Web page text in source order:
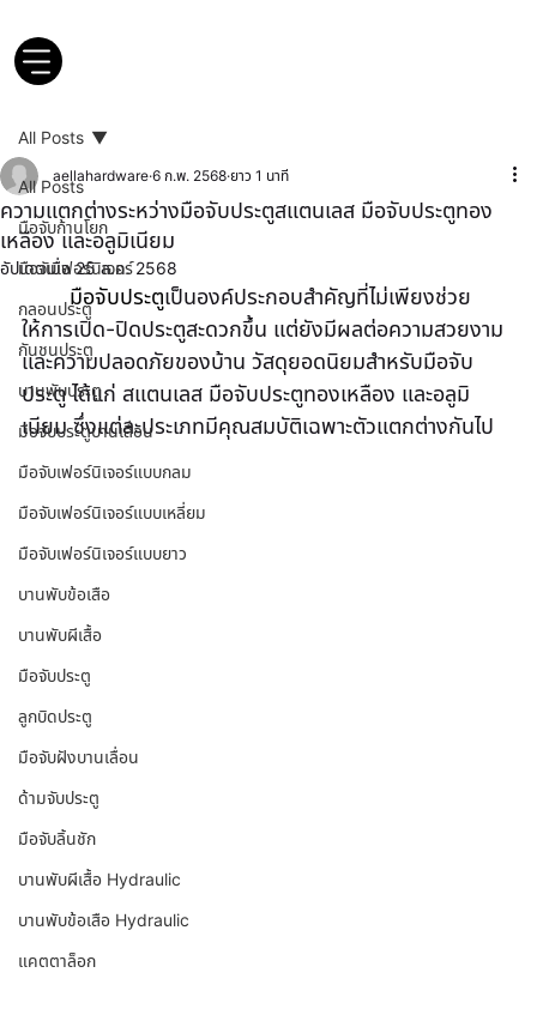
All Posts
มือจับก้านโยก
มือจับเฟอร์นิเจอร์
กลอนประตู
กันชนประตู
บานพับประตู
มือจับประตูบานเลื่อน
มือจับเฟอร์นิเจอร์แบบกลม
มือจับเฟอร์นิเจอร์แบบเหลี่ยม
มือจับเฟอร์นิเจอร์แบบยาว
บานพับข้อเสือ
บานพับผีเสื้อ
มือจับประตู
ลูกบิดประตู
มือจับฝังบานเลื่อน
ด้ามจับประตู
มือจับลิ้นชัก
บานพับผีเสื้อ Hydraulic
บานพับข้อเสือ Hydraulic
แคตตาล็อก
All Posts
ความแตกต่างระหว่างมือจับประตูสแตนเลส มือจับประตูทอง
เหลือง และอลูมิเนียม
aellahardware 6 ก.พ. 2568 ยาว 1 นาที
อัปเดตเมื่อ25 ส.ค. 2568
มือจับประตูเป็นองค์ประกอบสำคัญที่ไม่เพียงช่วย
ให้การเปิด-ปิดประตูสะดวกขึ้น แต่ยังมีผลต่อความสวยงาม
และความปลอดภัยของบ้าน วัสดุยอดนิยมสำหรับมือจับ
ประตู ได้แก่ สแตนเลส มือจับประตูทองเหลือง และอลูมิ
เนียม ซึ่งแต่ละประเภทมีคุณสมบัติเฉพาะตัวแตกต่างกันไป